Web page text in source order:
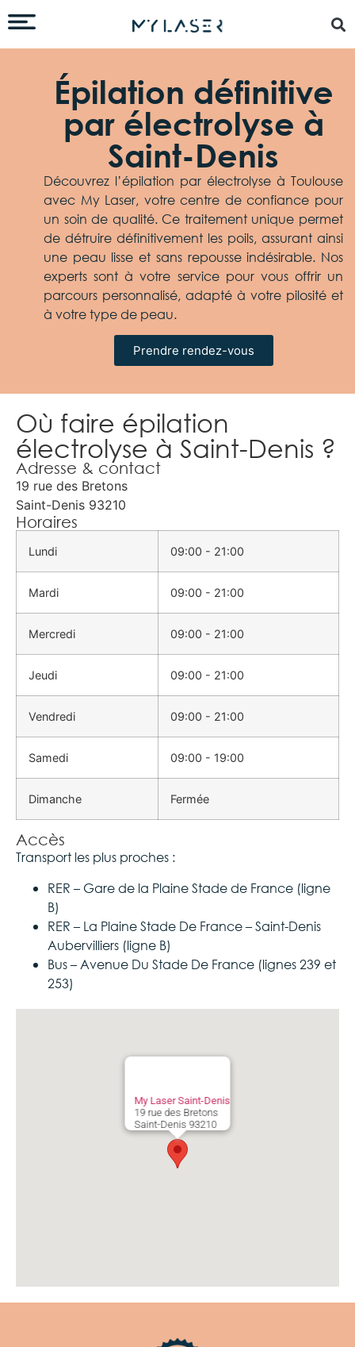
Épilation définitive
par électrolyse à
Saint-Denis
Découvrez l’épilation par électrolyse à Toulouse
avec My Laser, votre centre de confiance pour
un soin de qualité. Ce traitement unique permet
de détruire définitivement les poils, assurant ainsi
une peau lisse et sans repousse indésirable. Nos
experts sont à votre service pour vous offrir un
parcours personnalisé, adapté à votre pilosité et
à votre type de peau.
Prendre rendez-vous
Où faire épilation
électrolyse à Saint-Denis ?
Adresse & contact
19 rue des Bretons
Saint-Denis 93210
Horaires
Lundi 09:00 - 21:00
Mardi 09:00 - 21:00
Mercredi 09:00 - 21:00
Jeudi 09:00 - 21:00
Vendredi 09:00 - 21:00
Samedi 09:00 - 19:00
Dimanche Fermée
Accès
Transport les plus proches :
RER – Gare de la Plaine Stade de France (ligne
B)
RER – La Plaine Stade De France – Saint-Denis
Aubervilliers (ligne B)
Bus – Avenue Du Stade De France (lignes 239 et
253)
My Laser Saint-Denis
19 rue des Bretons
Saint-Denis 93210